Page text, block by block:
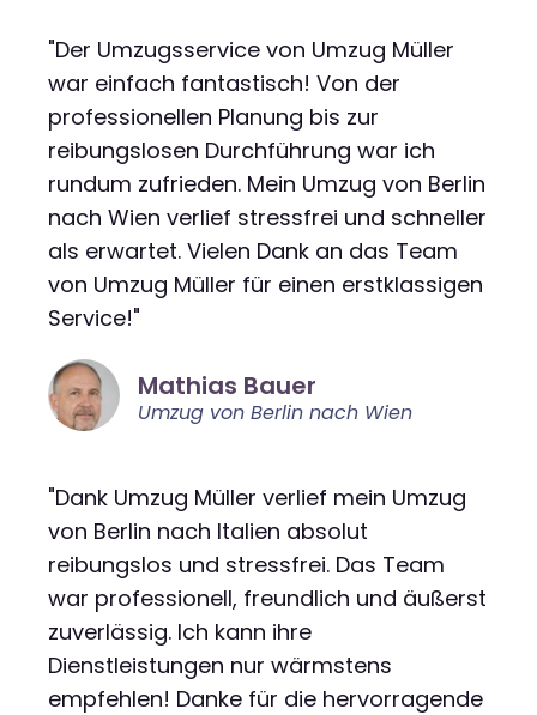
"Der Umzugsservice von Umzug Müller
war einfach fantastisch! Von der
professionellen Planung bis zur
reibungslosen Durchführung war ich
rundum zufrieden. Mein Umzug von Berlin
nach Wien verlief stressfrei und schneller
als erwartet. Vielen Dank an das Team
von Umzug Müller für einen erstklassigen
Service!"
Mathias Bauer
Umzug von Berlin nach Wien
"Dank Umzug Müller verlief mein Umzug
von Berlin nach Italien absolut
reibungslos und stressfrei. Das Team
war professionell, freundlich und äußerst
zuverlässig. Ich kann ihre
Dienstleistungen nur wärmstens
empfehlen! Danke für die hervorragende